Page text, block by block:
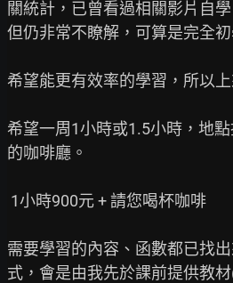
關統計，已曾看過相關影片自學
但仍非常不瞭解，可算是完全初
希望能更有效率的學習，所以上
希望一周1小時或1.5小時，地
的咖啡廳。
需要學習的內容、函數都已找
式，會是由我先於課前提供教